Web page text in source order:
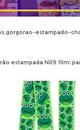
estampado-
estampada N09 10m: